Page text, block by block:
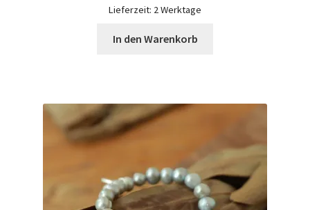
CHF 49.90
Lieferzeit: 2 Werktage
In den Warenkorb